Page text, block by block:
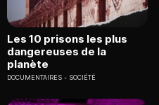
Les 10 prisons les plus
dangereuses de la
planète
DOCUMENTAIRES SOCIÉTÉ